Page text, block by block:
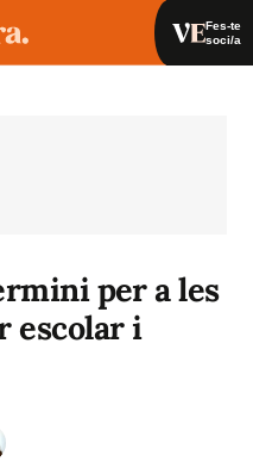
Fes-te
soci/a
per a les
escolar i